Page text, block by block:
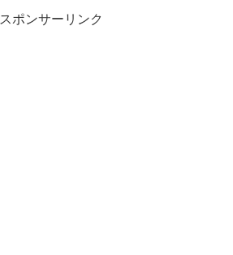
スポンサーリンク